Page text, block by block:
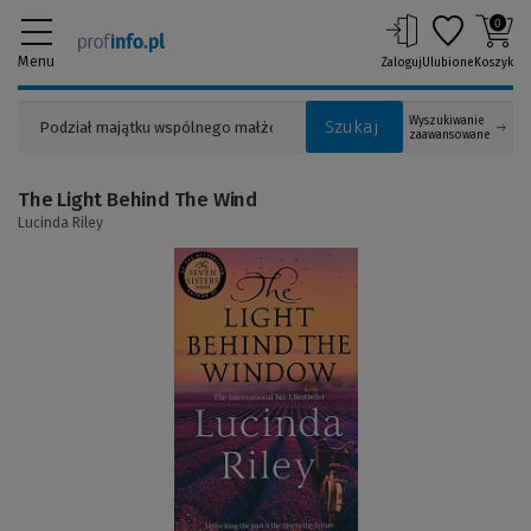
Menu
Szukaj
Wyszukiwanie
zaawansowane
ZalogujUlubione
0
Koszyk
The Light Behind The Wind
Lucinda Riley